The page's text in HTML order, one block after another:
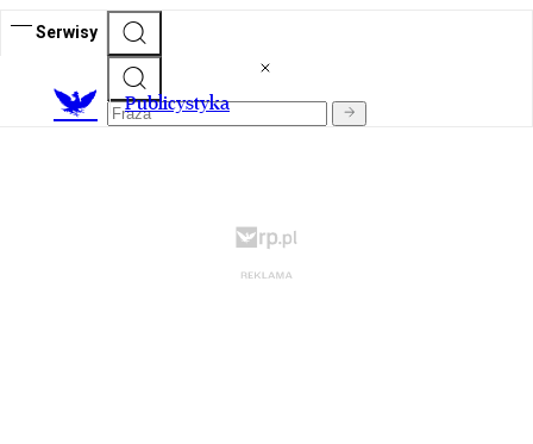
Serwisy
Publicystyka